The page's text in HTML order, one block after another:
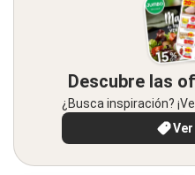
Descubre las
¿Busca inspiración?